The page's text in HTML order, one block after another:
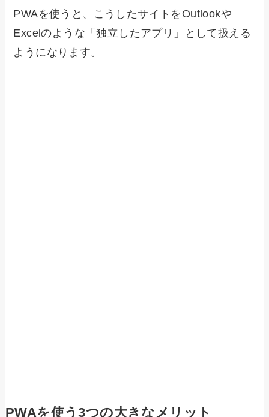
PWAを使うと、こうしたサイトをOutlookや
Excelのような「独立したアプリ」として扱える
ようになります。
PWAを使う3つの大きなメリット